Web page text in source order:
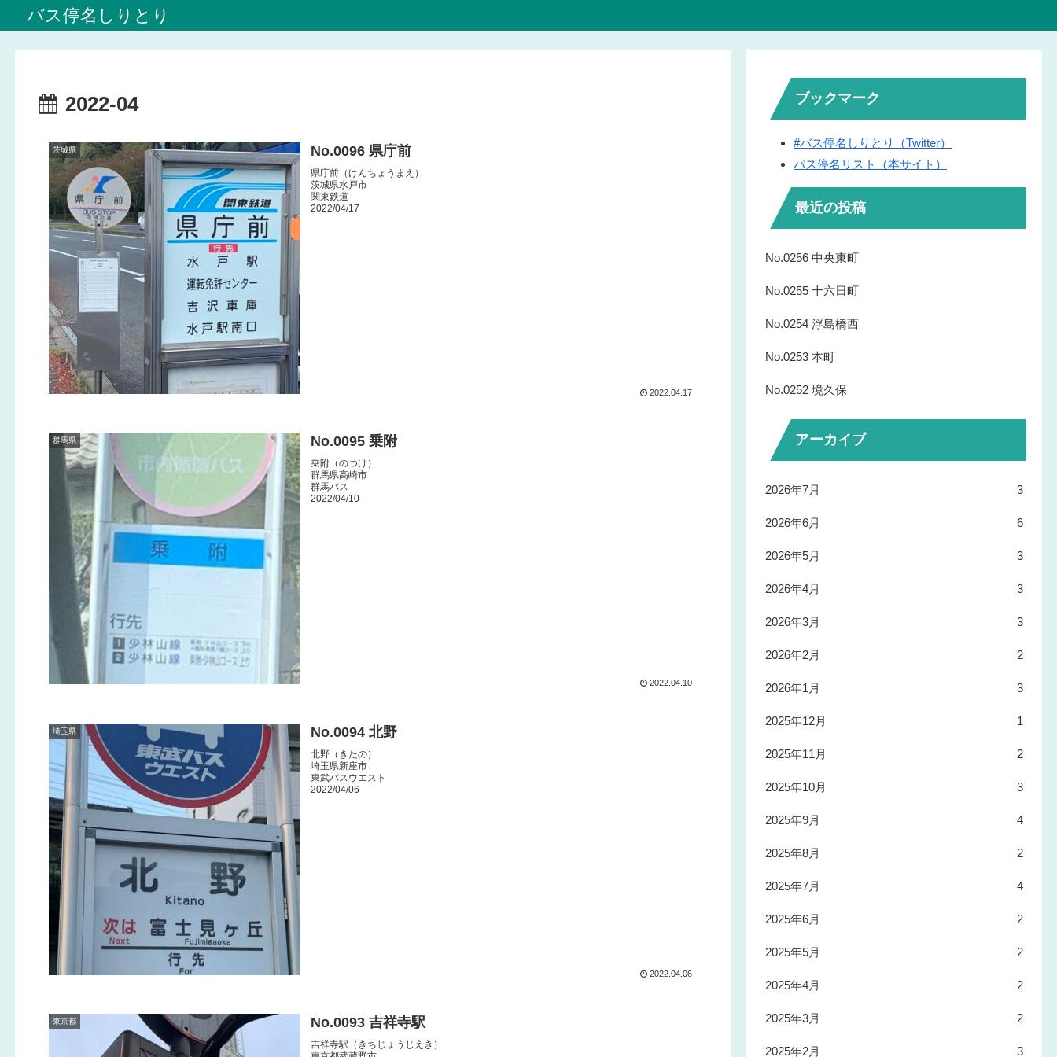
バス停名しりとり
2022-04
茨城県 No.0096 県庁前
県庁前（けんちょうまえ）
茨城県水戸市
関東鉄道
2022/04/17
2022.04.17
群馬県 No.0095 乗附
乗附（のつけ）
群馬県高崎市
群馬バス
2022/04/10
2022.04.10
埼玉県 No.0094 北野
北野（きたの）
埼玉県新座市
東武バスウエスト
2022/04/06
2022.04.06
東京都 No.0093 吉祥寺駅
吉祥寺駅（きちじょうじえき）
ブックマーク
#バス停名しりとり（Twitter）
バス停名リスト（本サイト）
最近の投稿
No.0256 中央東町
No.0255 十六日町
No.0254 浮島橋西
No.0253 本町
No.0252 境久保
アーカイブ
2026年7月 3
2026年6月 6
2026年5月 3
2026年4月 3
2026年3月 3
2026年2月 2
2026年1月 3
2025年12月 1
2025年11月 2
2025年10月 3
2025年9月 4
2025年8月 2
2025年7月 4
2025年6月 2
2025年5月 2
2025年4月 2
2025年3月 2
2025年2月 3